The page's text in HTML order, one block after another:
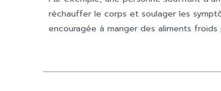
réchauffer le corps et soulager les
encouragée à manger des aliments